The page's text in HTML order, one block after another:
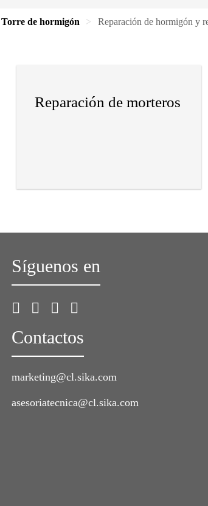
Torre de hormigón Reparación de hormigón y
Reparación de morteros
Síguenos en
Contactos
marketing@cl.sika.com
asesoriatecnica@cl.sika.com